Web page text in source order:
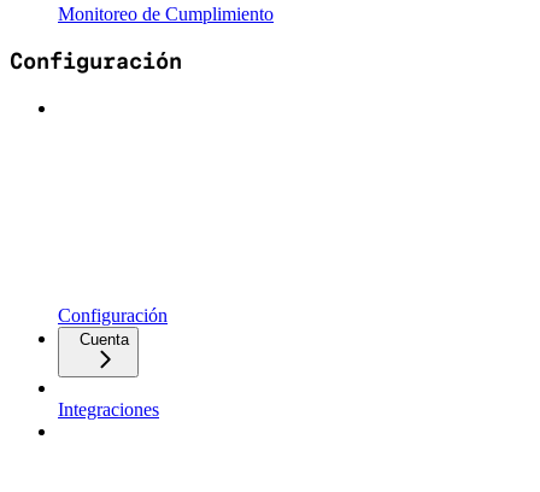
Monitoreo de Cumplimiento
Configuración
Configuración
Cuenta
Integraciones